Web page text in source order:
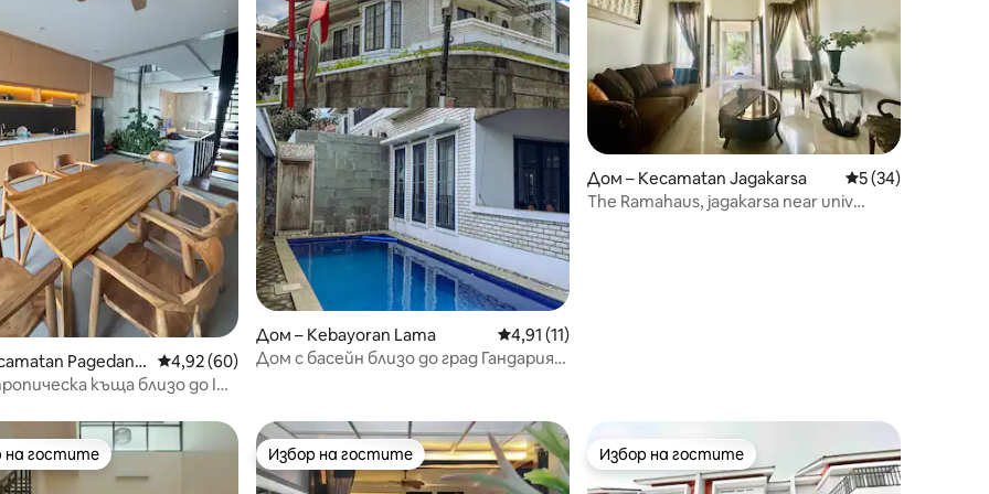
5, 22 отзива
Pagedang
Средна оценка: 4,92 от 5, 60 отзива
4,92 (60)
къща близо до ICE
Дом – Kebayoran Lama Средна оценка: 4,91 от 5, 11 отзива
4,91 (11)
Дом с басейн близо до град Гандария,
Дом – Kecamatan Jagakarsa Средна оценка:
5 (34)
The Ramahaus, jagakarsa near univ
избор на гостите
на гостите Избор на гостите
Избор на гостите Избор на гостите
Избор на гостите